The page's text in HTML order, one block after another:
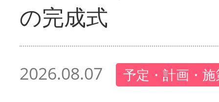
の完成式
2026.08.07 予定・計画・